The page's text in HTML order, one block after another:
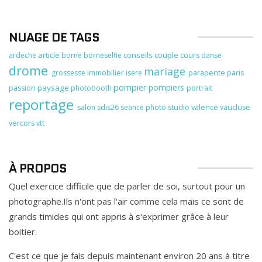
NUAGE DE TAGS
ardeche article borne borneselfie conseils couple cours danse
drome grossesse immobilier isere mariage parapente paris
passion paysage photobooth pompierpompiers portrait
reportage salon sdis26 seance photo studio valence vaucluse
vercorsvtt
À PROPOS
Quel exercice difficile que de parler de soi, surtout pour un
photographe.Ils n'ont pas l'air comme cela mais ce sont de
grands timides qui ont appris à s'exprimer grâce à leur
boitier.
C'est ce que je fais depuis maintenant environ 20 ans à titre